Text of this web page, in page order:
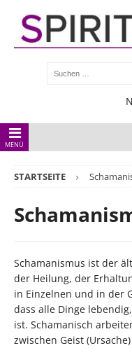
MENÜ
STARTSEITE
Schamanismus ist der
der Heilung, der
in Einzelnen und in der
dass alle Dinge
ist. Schamanisch
zwischen Geist